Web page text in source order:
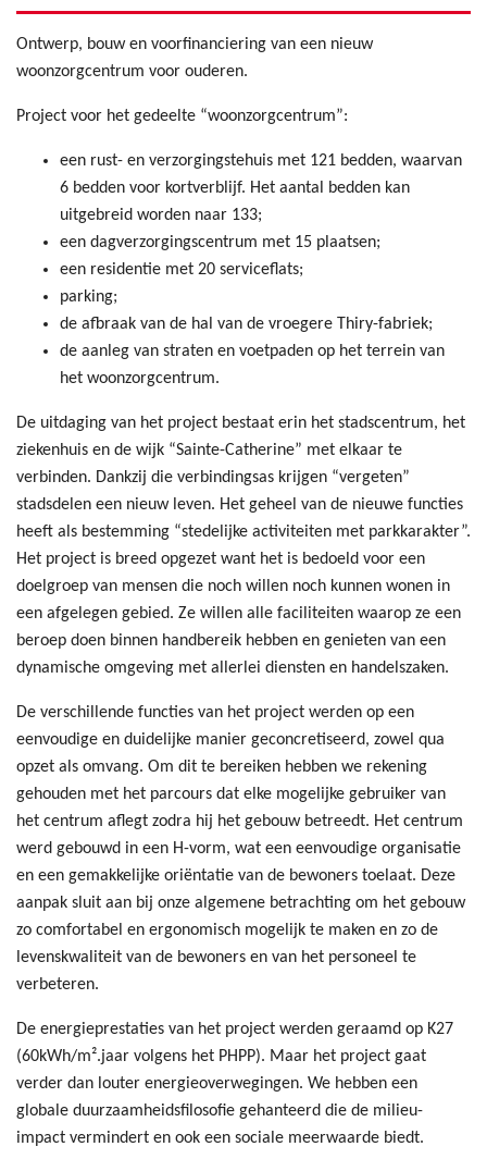
Ontwerp, bouw en voorfinanciering van een nieuw
woonzorgcentrum voor ouderen.
Project voor het gedeelte “woonzorgcentrum”:
een rust- en verzorgingstehuis met 121 bedden, waarvan
6 bedden voor kortverblijf. Het aantal bedden kan
uitgebreid worden naar 133;
een dagverzorgingscentrum met 15 plaatsen;
een residentie met 20 serviceflats;
parking;
de afbraak van de hal van de vroegere Thiry-fabriek;
de aanleg van straten en voetpaden op het terrein van
het woonzorgcentrum.
De uitdaging van het project bestaat erin het stadscentrum, het
ziekenhuis en de wijk “Sainte-Catherine” met elkaar te
verbinden. Dankzij die verbindingsas krijgen “vergeten”
stadsdelen een nieuw leven. Het geheel van de nieuwe functies
heeft als bestemming “stedelijke activiteiten met parkkarakter”.
Het project is breed opgezet want het is bedoeld voor een
doelgroep van mensen die noch willen noch kunnen wonen in
een afgelegen gebied. Ze willen alle faciliteiten waarop ze een
beroep doen binnen handbereik hebben en genieten van een
dynamische omgeving met allerlei diensten en handelszaken.
De verschillende functies van het project werden op een
eenvoudige en duidelijke manier geconcretiseerd, zowel qua
opzet als omvang. Om dit te bereiken hebben we rekening
gehouden met het parcours dat elke mogelijke gebruiker van
het centrum aflegt zodra hij het gebouw betreedt. Het centrum
werd gebouwd in een H-vorm, wat een eenvoudige organisatie
en een gemakkelijke oriëntatie van de bewoners toelaat. Deze
aanpak sluit aan bij onze algemene betrachting om het gebouw
zo comfortabel en ergonomisch mogelijk te maken en zo de
levenskwaliteit van de bewoners en van het personeel te
verbeteren.
De energieprestaties van het project werden geraamd op K27
(60kWh/m².jaar volgens het PHPP). Maar het project gaat
verder dan louter energieoverwegingen. We hebben een
globale duurzaamheidsfilosofie gehanteerd die de milieu-
impact vermindert en ook een sociale meerwaarde biedt.